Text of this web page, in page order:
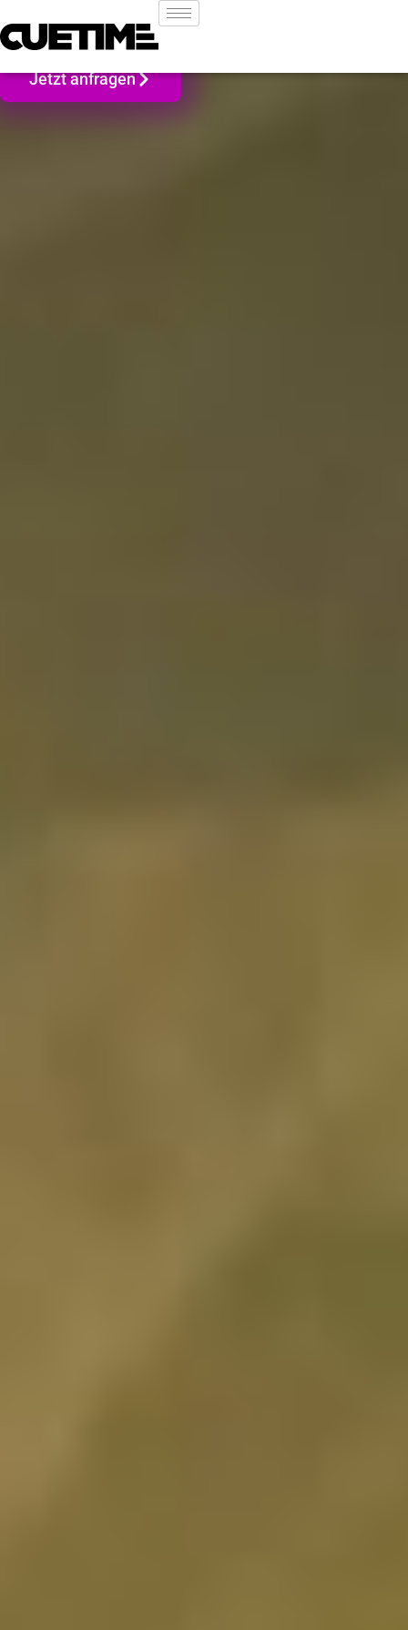
Ich bin Ihr DJ für
Jetzt anfragen